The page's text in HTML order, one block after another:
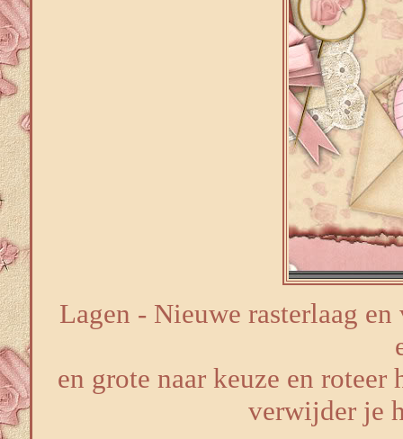
Lagen - Nieuwe rasterlaag
en grote naar keuze en
verwijder je